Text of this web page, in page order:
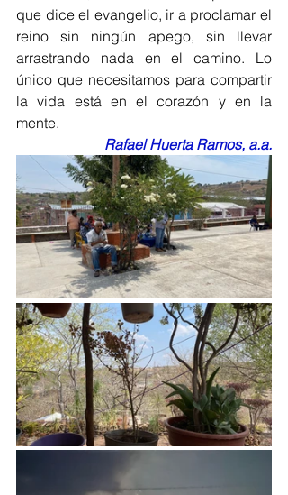
que dice el evangelio, ir a proclamar el
reino sin ningún apego, sin llevar
arrastrando nada en el camino. Lo
único que necesitamos para compartir
la vida está en el corazón y en la
mente.
Rafael Huerta Ramos, a.a.